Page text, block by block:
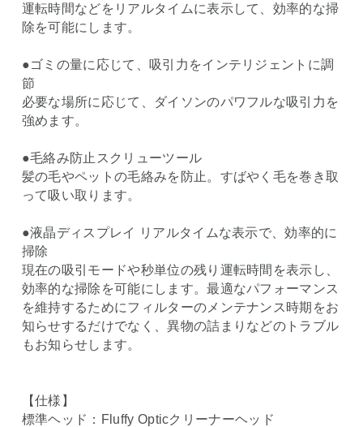
運転時間などをリアルタイムに表示して、効率的な掃
除を可能にします。
●ゴミの量に応じて、吸引力をインテリジェントに調
節
必要な場所に応じて、ダイソンのパワフルな吸引力を
強めます。
●毛絡み防止スクリューツール
髪の毛やペットの毛絡みを防止。すばやく毛を巻き取
って吸い取ります。
●液晶ディスプレイ リアルタイムな表示で、効率的に
掃除
現在の吸引モードや秒単位の残り運転時間を表示し、
効率的な掃除を可能にします。最適なパフォーマンス
を維持するためにフィルターのメンテナンス時期をお
知らせするだけでなく、異物の詰まりなどのトラブル
もお知らせします。
【仕様】
標準ヘッド：Fluffy Opticクリーナーヘッド